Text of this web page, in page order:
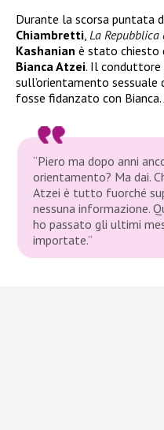
Durante la scorsa puntata
Chiambretti, La Repubblica
Kashanian è stato chiesto
Bianca Atzei. Il
sull’orientamento sessuale
fosse fidanzato con
“Piero ma dopo anni
orientamento? Ma dai.
Atzei è tutto fuorché
nessuna informazione.
ho passato gli ultimi
importate.”